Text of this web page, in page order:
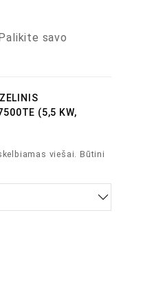
savo
(5,5 KW,
viešai. Būtini